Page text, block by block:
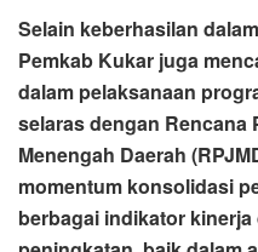
Selain keberhasilan
Pemkab Kukar juga
dalam pelaksanaan
selaras dengan Rencana
Menengah Daerah
momentum konsolidasi
berbagai indikator